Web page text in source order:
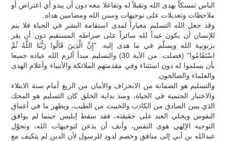
الناس تمسكاً بهدى الله وتقبلاً له وتفاعلا معه دون أن يبدو أي اعتراض أو
ملاحظات وتعديلات على توجيهات وسنن الله ومضامين هداه.
وقد جعل الله التسليم معياراً لمدى استقامة البشر في الحياة فلا يتم
للإنسان أن يكون عبداً لله سائراً على صراطه المستقيم دون أن يقر
بربوبية الله ويسلّم في ما هدى إليه. "إِنَّ الَّذِينَ قَالُوا رَبُّنَا اللَّهُ ثُمَّ
اسْتَقَامُوا" (فصلت: من الآية 30) والتسليم مبدأ ألزم الله عباده جميعا
بأن يسلموا له دون استثناء وفي مقدمتهم الملائكة والأنبياء وأعلام الهدى
والعلماء والصالحون.
والتسليم هو الضمانة من الانحراف والأمان من الزيغ أمام سنة الابتلاء
والاختبار الحتمية في الحياة، ومنذ بداية الخلق كان التسليم هو المحك
الذي يبين الصادق من الكاذب والخبيث من الطيب، ويظهر ما في أعماق
النفوس ويجلي العبد على حقيقته، فقد سقط إبليس حينما لم يوافق
التوجيه الإلهي هوى النفس، وأنف أن يذعن لتوجيهات الله، وتحوّل
عبدالله بن أبي إلى منافق وخصم لدود للرسول لأن الدين لم يتكيف مع